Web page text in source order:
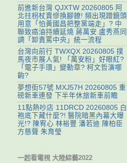
前進新台灣 QJXTW 20260805 阿
北拄枴杖賣慘換腳鐐! 頻出現蹭鏡頭
用意「怕黃國昌把整黨端走」? 中
聯致癌油持續延燒 蔣萬安.盧秀燕同
調「卸責罵中央」統一流程
台灣向前行 TWXQX 20260805 撲
馬夜市展人氣! 「萬安粉」好眼紅?
「電子手環」變勳章? 柯文哲演哪
齣?
夢想街57號 MXJ57H 20260805 重
磅新車連發 下半年休旅新車前瞻
11點熱吵店 11DRCD 20260805 白
袍底下藏什麼?! 醫院暗黑內幕大曝
光!? 陳宥心 林裕豐 潘若迪 陳柏臣
方慈聲 朱育瑩
一起看電視 大陸綜藝2022